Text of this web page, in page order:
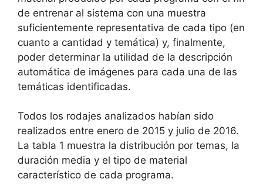
de entrenar al sistema con una muestra
suficientemente representativa de cada tipo (en
cuanto a cantidad y temática) y, finalmente,
poder determinar la utilidad de la descripción
automática de imágenes para cada una de las
temáticas identificadas.
Todos los rodajes analizados habían sido
realizados entre enero de 2015 y julio de 2016.
La tabla 1 muestra la distribución por temas, la
duración media y el tipo de material
característico de cada programa.